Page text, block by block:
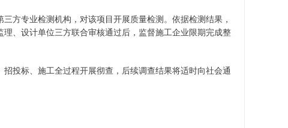
方专业检测机构，对该项目开展质量检测。依据检测结果，
、设计单位三方联合审核通过后，监督施工企业限期完成整
投标、施工全过程开展彻查，后续调查结果将适时向社会通